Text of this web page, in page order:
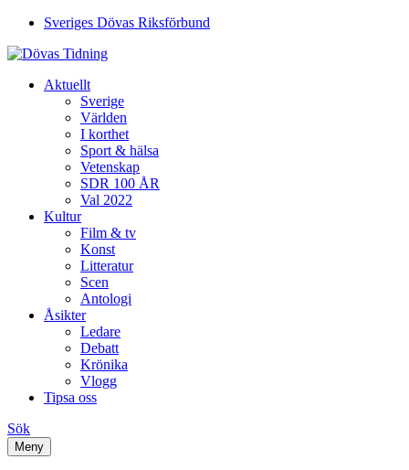
Sveriges Dövas Riksförbund
Aktuellt
Sverige
Världen
I korthet
Sport & hälsa
Vetenskap
SDR 100 ÅR
Val 2022
Kultur
Film & tv
Konst
Litteratur
Scen
Antologi
Åsikter
Ledare
Debatt
Krönika
Vlogg
Tipsa oss
Sök
Meny